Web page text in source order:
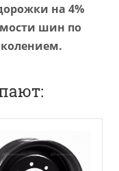
на 4%
шин по